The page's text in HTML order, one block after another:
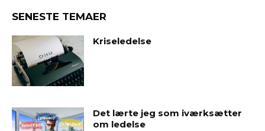
SENESTE TEMAER
Kriseledelse
Det lærte jeg som iværksætter
om ledelse